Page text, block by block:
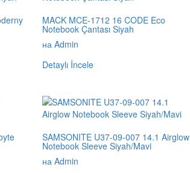
MACK MCE-1712 16 CODE Eco
Notebook Çantası Siyah
на Admin
Detaylı İncele
SAMSONITE U37-09-007 14.1 Airglow
Notebook Sleeve Siyah/Mavi
на Admin